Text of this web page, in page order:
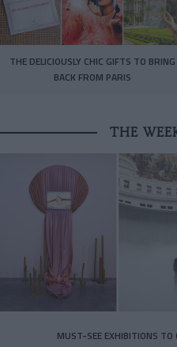
THE DELICIOUSLY CHIC GIFTS TO BRING
BACK FROM PARIS
THE
MUST-SEE EXHIBITIONS